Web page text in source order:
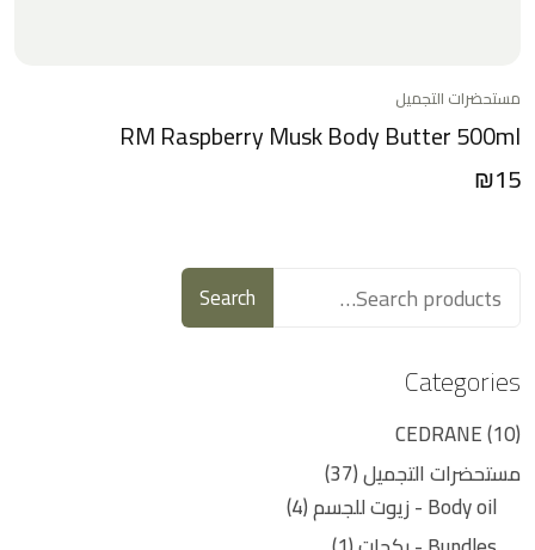
مستحضرات التجميل
RM Raspberry Musk Body Butter 500ml
₪15
Search
Categories
CEDRANE 10
مستحضرات التجميل 37
Body oil - زيوت للجسم
4